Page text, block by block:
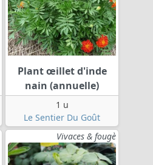
Plant œillet d'inde
nain (annuelle)
1 u
Le Sentier Du Goût
Vivaces & fougè